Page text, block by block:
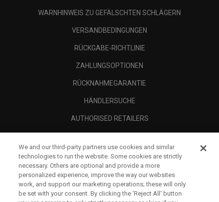
WARNHINWEIS ZU GEFÄLSCHTEN SCHLÄGERN
VERSANDBEDINGUNGEN
RÜCKGABE-RICHTLINIE
ZAHLUNGSOPTIONEN
RÜCKNAHMEGARANTIE
HÄNDLERSUCHE
AUTHORISED RETAILERS
UNTERNEHMENSPROFIL
RECHTLICHES-
We and our third-party partners use cookies and similar
technologies to run the website. Some cookies are strictly
necessary. Others are optional and provide a more
personalized experience, improve the way our websites
work, and support our marketing operations; these will only
be set with your consent. By clicking the ‘Reject All' button